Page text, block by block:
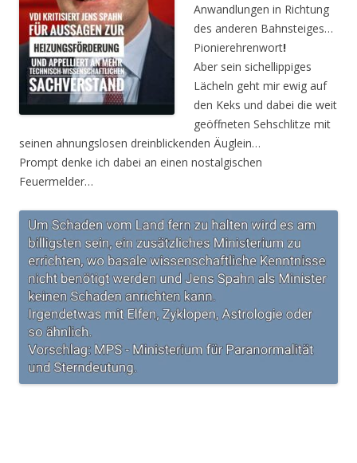
Anwandlungen in Richtung
des anderen Bahnsteiges…
Pionierehrenwort!
Aber sein sichellippiges
Lächeln geht mir ewig auf
den Keks und dabei die weit
geöffneten Sehschlitze mit
seinen ahnungslosen dreinblickenden Äuglein…
Prompt denke ich dabei an einen nostalgischen
Feuermelder…